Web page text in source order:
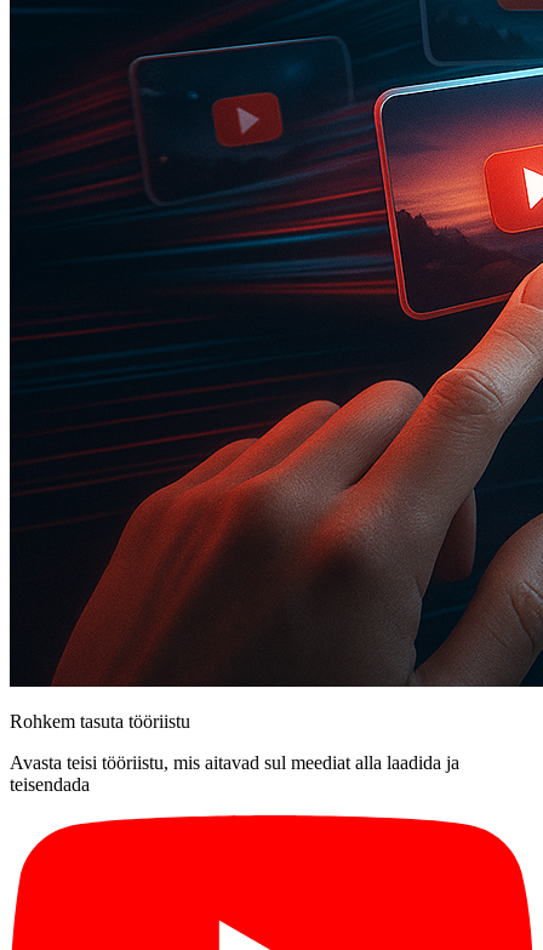
Rohkem tasuta tööriistu
Avasta teisi tööriistu, mis aitavad sul meediat alla laadida ja
teisendada